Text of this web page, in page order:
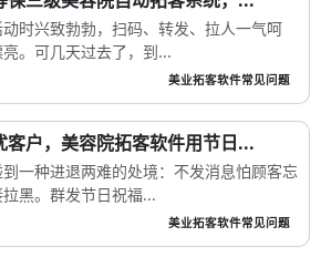
时兴致勃勃，扫码、转发、拉人一气呵
。可几天过去了，到...
美业拓客软件常见问题
客户，美容院拓客软件用节日...
一种进退两难的处境：不发消息怕顾客忘
黑。群发节日祝福...
美业拓客软件常见问题